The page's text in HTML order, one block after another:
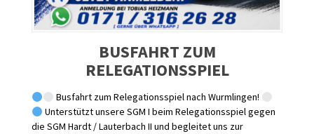
BUSFAHRT ZUM
RELEGATIONSSPIEL
Busfahrt zum Relegationsspiel nach Wurmlingen!
Unterstützt unsere SGM I beim Relegationsspiel gegen
die SGM Hardt / Lauterbach II und begleitet uns zur